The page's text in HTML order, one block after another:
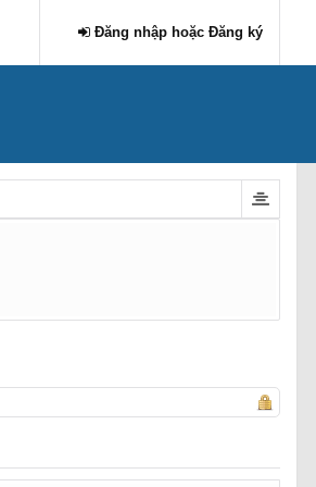
Đăng nhập hoặc Đăng ký